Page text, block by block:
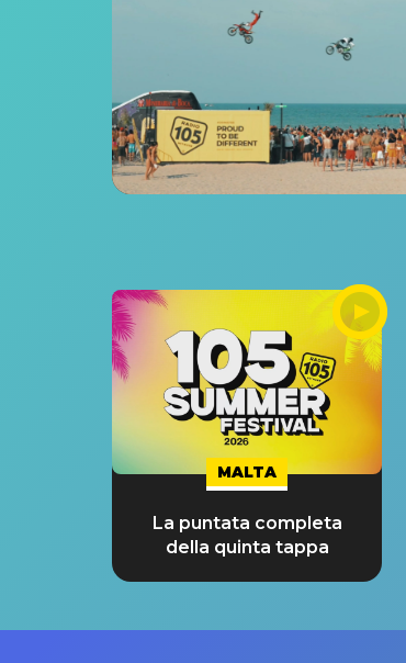
MALTA
La puntata completa
della quinta tappa